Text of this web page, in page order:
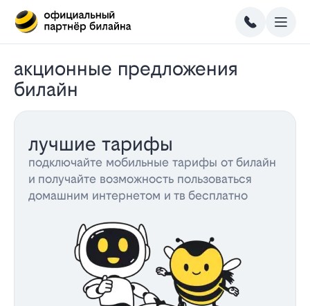
акционные предложения
билайн
лучшие тарифы
подключайте мобильные тарифы от билайн
и получайте возможность пользоваться
домашним интернетом и тв бесплатно